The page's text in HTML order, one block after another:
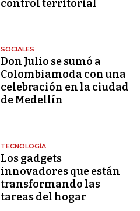
control territorial
SOCIALES
Don Julio se sumó a
Colombiamoda con una
celebración en la ciudad
de Medellín
TECNOLOGÍA
Los gadgets
innovadores que están
transformando las
tareas del hogar